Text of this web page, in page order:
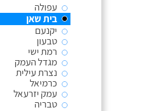
עפולה
בית שאן
יקנעם
טבעון
רמת ישי
מגדל העמק
נצרת עילית
כרמיאל
עמק יזרעאל
טבריה